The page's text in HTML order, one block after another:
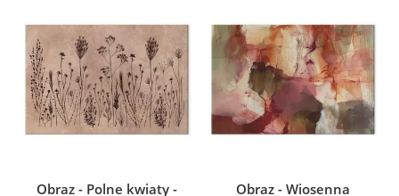
Obraz - Polne kwiaty -
Obraz - Wiosenna